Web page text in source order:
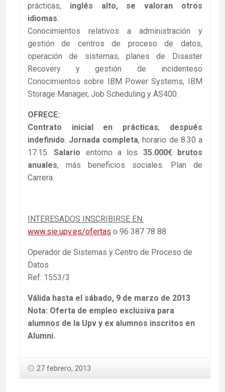
prácticas, inglés alto, se valoran otros
idiomas
Conocimientos relativos a administración y
gestión de centros de proceso de datos,
operación de sistemas, planes de Disaster
Recovery y gestión de incidenteso
Conocimientos sobre IBM Power Systems, IBM
Storage Manager, Job Scheduling y AS400.
OFRECE:
Contrato inicial en prácticas, después
indefinido Jornada completa, horario de 8.30 a
17.15.Salario entorno a los 35.000€ brutos
anuales, más beneficios sociales. Plan de
Carrera.
INTERESADOS INSCRIBIRSE EN:
www.sie.upv.es/ofertas o 96 387 78 88
Operador de Sistemas y Centro de Proceso de
Datos
Ref: 1553/3
Válida hasta el sábado, 9 de marzo de 2013
Nota: Oferta de empleo exclusiva para
alumnos de la Upv y ex alumnos inscritos en
Alumni.
27 febrero, 2013